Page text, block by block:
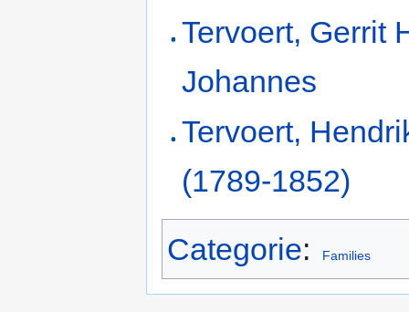
Tervoert, Gerrit
Johannes
Tervoert,
(1789-1852)
Categorie: Families